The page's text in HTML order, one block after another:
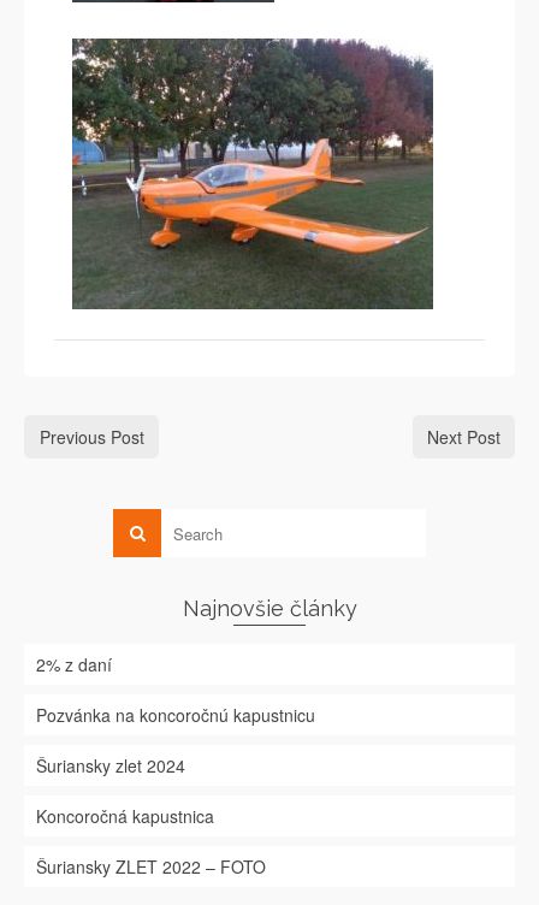
Previous Post Next Post
Najnovšie články
2% z daní
Pozvánka na koncoročnú kapustnicu
Šuriansky zlet 2024
Koncoročná kapustnica
Šuriansky ZLET 2022 – FOTO